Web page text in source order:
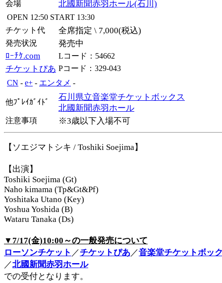
会場 北國新聞赤羽ホール(石川)
OPEN 12:50 START 13:30
チケット代
全席指定 \ 7,000(税込)
発売状況
発売中
ﾛｰﾁｹ.com
Lコード：54662
チケットぴあ Pコード：329-043
CN - e+ - エンタメ -
他ﾌﾟﾚｲｶﾞｲﾄﾞ
石川県立音楽堂チケットボックス
北國新聞赤羽ホール
注意事項 ※3歳以下入場不可
【ソエジマトシキ / Toshiki Soejima】
【出演】
Toshiki Soejima (Gt)
Naho kimama (Tp&Gt&Pf)
Yoshitaka Utano (Key)
Yoshua Yoshida (B)
Wataru Tanaka (Ds)
▼7/17(金)10:00～の一般発売について
ローソンチケット ／チケットぴあ／音楽堂チケットボッ
／北國新聞赤羽ホール
での受付となります。